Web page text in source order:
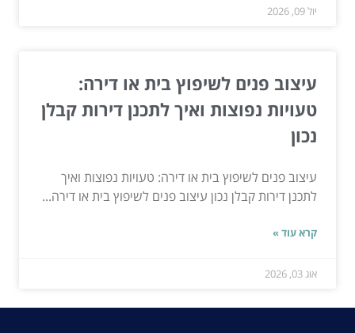
יול 09, 2026
עיצוב פנים לשיפוץ בית או דירה:
טעויות נפוצות ואיך לתכנן דירות קבלן
נכון
עיצוב פנים לשיפוץ בית או דירה: טעויות נפוצות ואיך
לתכנן דירות קבלן נכון עיצוב פנים לשיפוץ בית או דירה...
קרא עוד »
אוג 03, 2026